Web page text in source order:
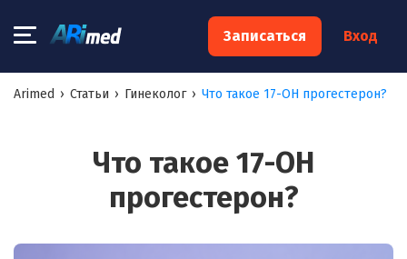
Записаться Вход
Arimed › Статьи › Гинеколог › Что такое 17-ОН прогестерон?
Что такое 17-ОН
прогестерон?
×
Запишитесь на консультацию к
Ваше имя:*